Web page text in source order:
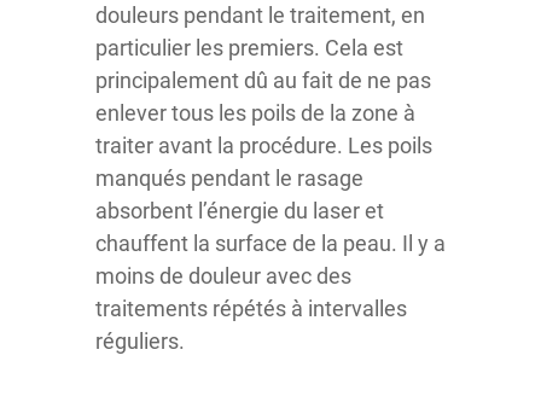
douleurs pendant le traitement, en
particulier les premiers. Cela est
principalement dû au fait de ne pas
enlever tous les poils de la zone à
traiter avant la procédure. Les poils
manqués pendant le rasage
absorbent l’énergie du laser et
chauffent la surface de la peau. Il y a
moins de douleur avec des
traitements répétés à intervalles
réguliers.